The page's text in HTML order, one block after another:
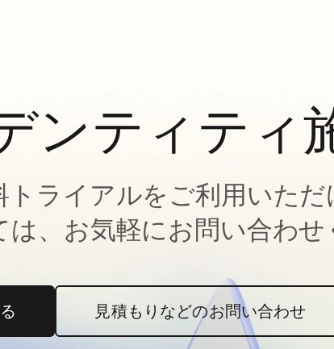
ンティティ
トライアルをご利用いた
、お気軽にお問い合わせ
タブで開く 見積もりなどのお問い合わせ